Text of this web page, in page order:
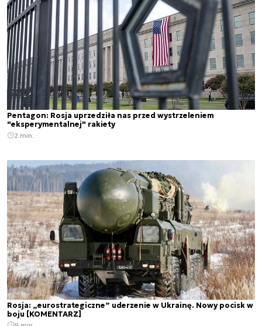
Pentagon: Rosja uprzedziła nas przed wystrzeleniem
"eksperymentalnej" rakiety
2 min.
Rosja: „eurostrategiczne” uderzenie w Ukrainę. Nowy pocisk w
boju [KOMENTARZ]